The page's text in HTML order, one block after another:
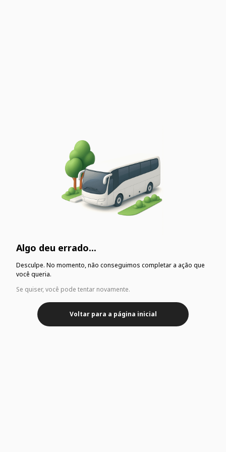
Algo deu errado...
Desculpe. No momento, não conseguimos completar a ação que
você queria.
Se quiser, você pode tentar novamente.
Voltar para a página inicial